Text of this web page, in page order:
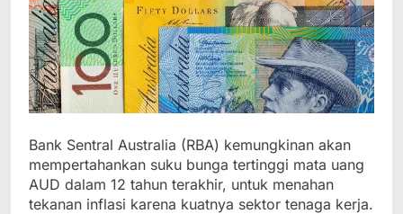
Bank Sentral Australia (RBA) kemungkinan akan
mempertahankan suku bunga tertinggi mata uang
AUD dalam 12 tahun terakhir, untuk menahan
tekanan inflasi karena kuatnya sektor tenaga kerja.